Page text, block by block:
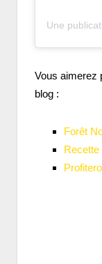
Vous aimerez
blog :
Forêt
Recette